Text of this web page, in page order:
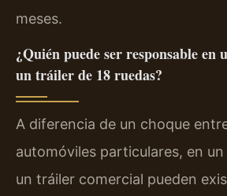
meses.
¿Quién puede ser responsable en
un tráiler de 18 ruedas?
A diferencia de un choque
automóviles particulares, en
un tráiler comercial pueden